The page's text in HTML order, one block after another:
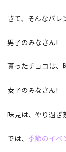
さて、そんなバ
男子のみなさん!
貰ったチョコは、
女子のみなさん!
味見は、やり過ぎ
では、 季節のイベ